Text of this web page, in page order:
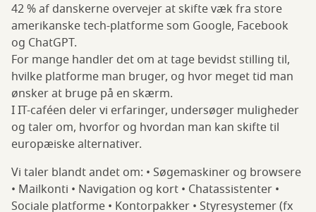
tech-
giganterne
42 % af danskerne overvejer at skifte væk fra store
amerikanske tech-platforme som Google, Facebook
og ChatGPT.
For mange handler det om at tage bevidst stilling til,
hvilke platforme man bruger, og hvor meget tid man
ønsker at bruge på en skærm.
I IT-caféen deler vi erfaringer, undersøger muligheder
og taler om, hvorfor og hvordan man kan skifte til
europæiske alternativer.
Vi taler blandt andet om: • Søgemaskiner og browsere
• Mailkonti • Navigation og kort • Chatassistenter •
Sociale platforme • Kontorpakker • Styresystemer (fx